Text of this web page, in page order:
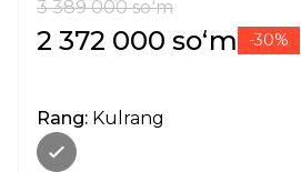
3 389 000 soʻm
2 372 000 soʻm -30%
Rang: Kulrang